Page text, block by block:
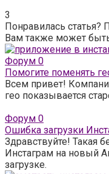
3
Понравилась статья?
Вам также может
Форум 0
Помогите поменять
Всем привет!
гео показывается
Форум 0
Ошибка загрузки
Здравствуйте! Такая
Инстаграм на новый
загрузке.